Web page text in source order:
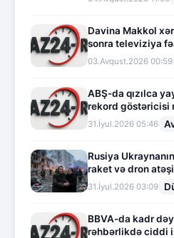
Davina Makkol
sonra televiziya
03.Avqust.2026 00:59
ABŞ-da qızılca
rekord göstəricisi
31.İyul.2026 05:46
Rusiya
raket və dron
31.İyul.2026 03:09
BBVA-da kadr
rəhbərlikdə ciddi